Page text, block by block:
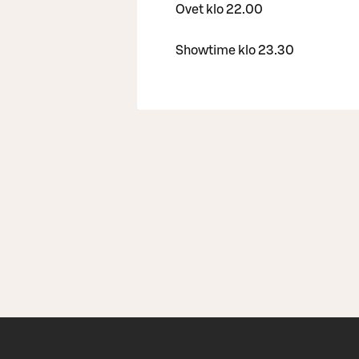
Ovet klo 22.00
Showtime klo 23.30